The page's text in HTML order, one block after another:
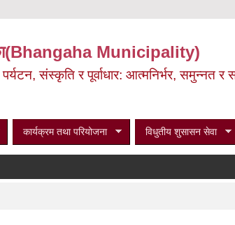
Municipality)
पर्यटन, संस्कृति र पूर्वाधार: आत्मनिर्भर, समुन्नत र
कार्यक्रम तथा परियोजना विधुतीय शुसासन सेवा